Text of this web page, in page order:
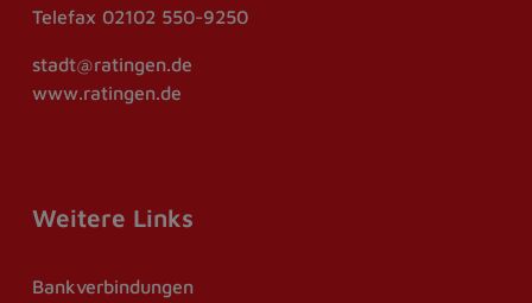
Telefax 02102 550-9250
stadt@ratingen.de
www.ratingen.de
Weitere Links
Bankverbindungen